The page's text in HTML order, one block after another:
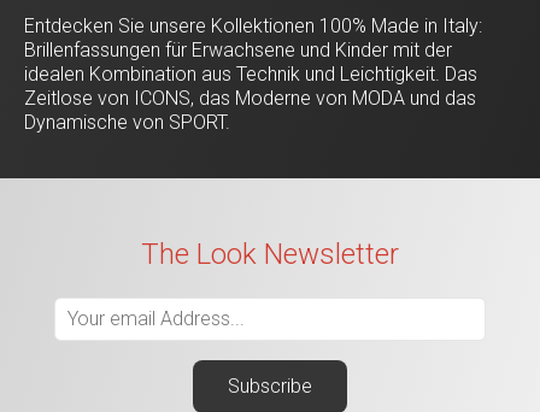
Entdecken Sie unsere Kollektionen 100% Made in Italy:
Brillenfassungen für Erwachsene und Kinder mit der
idealen Kombination aus Technik und Leichtigkeit. Das
Zeitlose von ICONS, das Moderne von MODA und das
Dynamische von SPORT.
The Look Newsletter